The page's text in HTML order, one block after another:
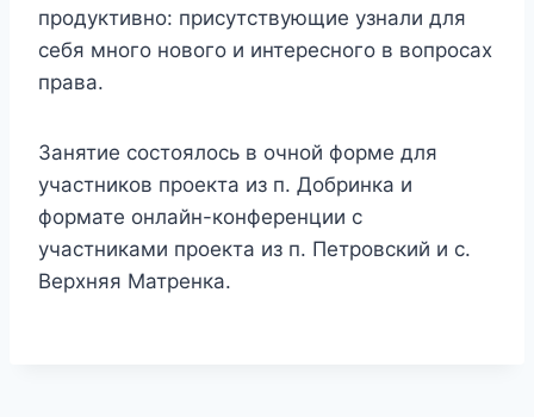
продуктивно: присутствующие узнали для
себя много нового и интересного в вопросах
права.
Занятие состоялось в очной форме для
участников проекта из п. Добринка и
формате онлайн-конференции с
участниками проекта из п. Петровский и с.
Верхняя Матренка.